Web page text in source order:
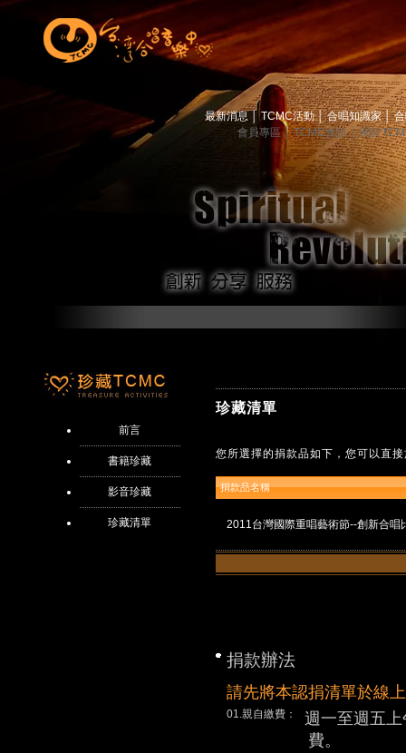
最新消息 TCMC活動│ 合唱知識家│
會員專區│ TCMC會訊│ 關於
前言
書籍珍藏
影音珍藏
珍藏清單
珍藏清單
您所選擇的捐款品如下，您可以直
捐款品名稱
2011台灣國際重唱藝術節--創新合唱
捐款辦法
請先將本認捐清單於線
01.親自繳費：
週一至週五
費。